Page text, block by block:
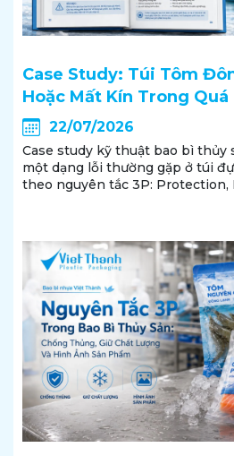
Case Study: Túi Tôm
Hoặc Mất Kín Trong Quá
Chuyển
22/07/2026
Case study kỹ thuật bao bì thủy
một dạng lỗi thường gặp ở túi
theo nguyên tắc 3P: Protection,